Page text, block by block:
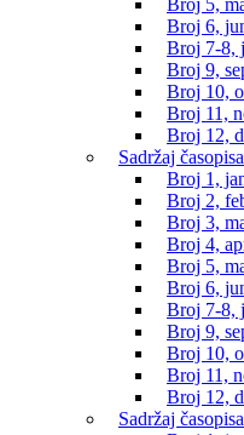
Broj 6,
Broj 7-8,
Broj 9,
Broj 10,
Broj 11,
Broj 12,
Sadržaj
Broj 1,
Broj 2,
Broj 3,
Broj 4,
Broj 5,
Broj 6,
Broj 7-8,
Broj 9,
Broj 10,
Broj 11,
Broj 12,
Sadržaj